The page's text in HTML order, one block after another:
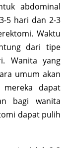
abdominal
5 hari dan 2-3
Waktu
dari tipe
Wanita yang
umum akan
mereka dapat
bagi wanita
dapat pulih